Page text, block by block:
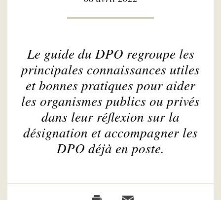
Le guide du DPO regroupe les
principales connaissances utiles
et bonnes pratiques pour aider
les organismes publics ou privés
dans leur réflexion sur la
désignation et accompagner les
DPO déjà en poste.